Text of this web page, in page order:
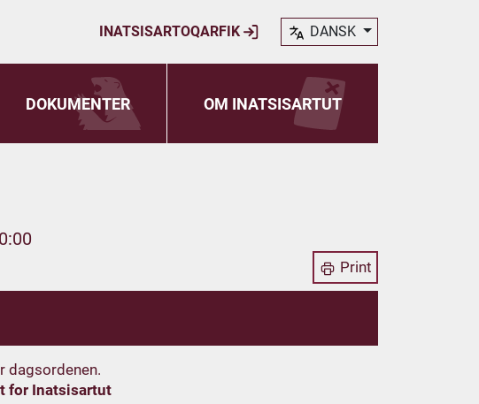
INATSISARTOQARFIK DANSK
DOKUMENTER OM INATSISARTUT
Print
dagsordenen.
for Inatsisartut